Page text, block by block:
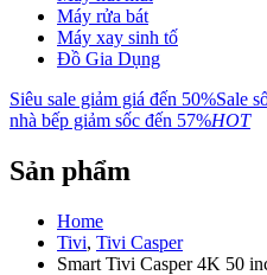
Máy rửa bát
Máy xay sinh tố
Đồ Gia Dụng
Siêu sale giảm giá đến 50%Sale
nhà bếp giảm sốc đến 57%HOT
Sản phẩm
Home
Tivi, Tivi Casper
Smart Tivi Casper 4K 50